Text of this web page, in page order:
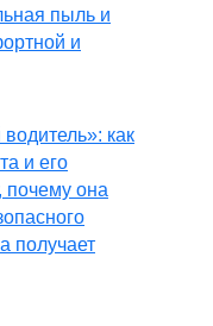
пыль и
и
как
и его
почему она
получает